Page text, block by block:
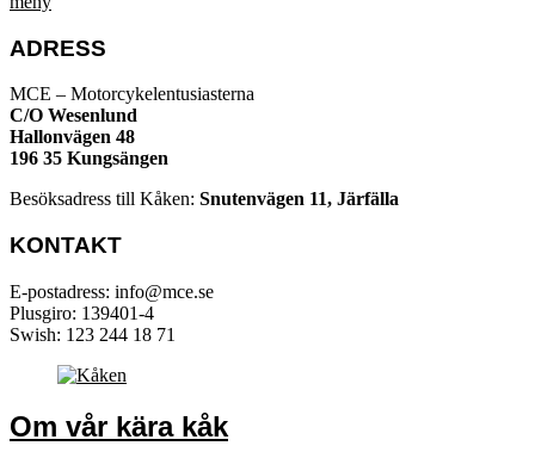
ADRESS
MCE – Motorcykelentusiasterna
C/O Wesenlund
Hallonvägen 48
196 35 Kungsängen
Besöksadress till Kåken: Snutenvägen 11, Järfälla
KONTAKT
E-postadress: info@mce.se
Plusgiro: 139401-4
Swish: 123 244 18 71
Om vår kära kåk